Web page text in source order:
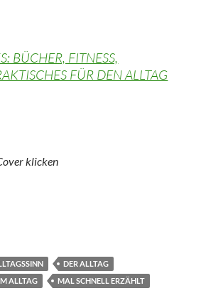
BÜCHER, FITNESS,
FÜR DEN ALLTAG
klicken
DER ALLTAG
ALLTAG
MAL SCHNELL ERZÄHLT